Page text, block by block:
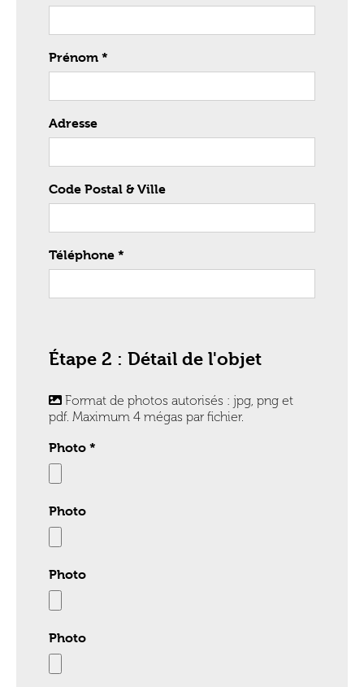
Prénom *
Adresse
Code Postal & Ville
Téléphone *
Étape 2 : Détail de l'objet
Format de photos autorisés : jpg, png et
pdf. Maximum 4 mégas par fichier.
Photo *
Photo
Photo
Photo